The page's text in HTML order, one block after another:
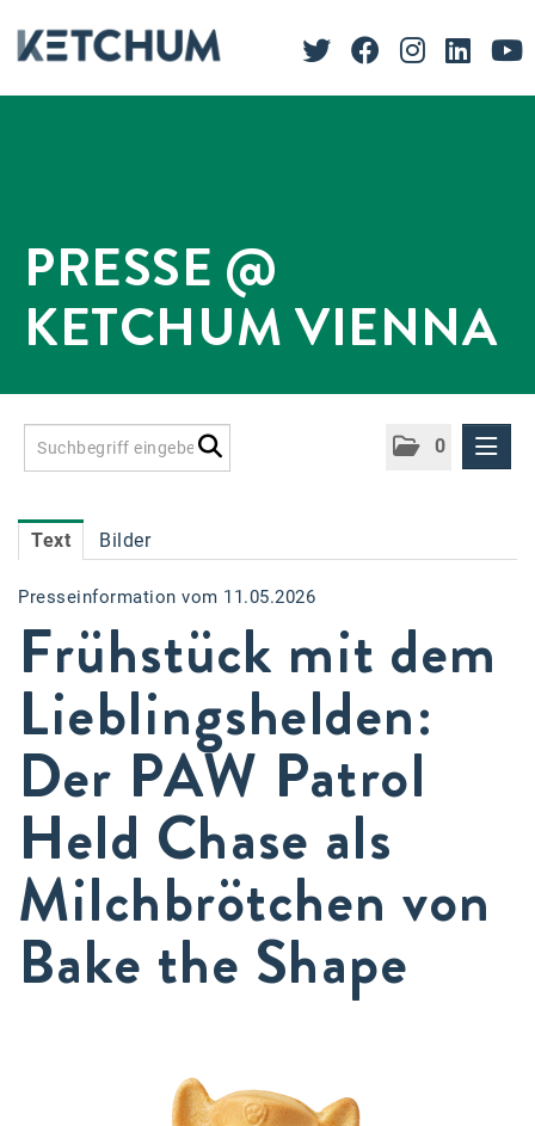
PRESSE @
KETCHUM VIENNA
0
Accessiway
Accor
ALC
Anadi Bank
Arthur D. Little
Bake the Shape
BBDO Wien
bellaflora
Be.See.
BISON
Text Bilder
Presseinformation vom 11.05.2026
Frühstück mit dem
Lieblingshelden:
Der PAW Patrol
Held Chase als
Milchbrötchen von
Bake the Shape